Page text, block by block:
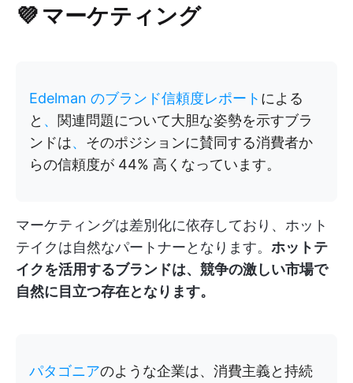
💜 マーケティング
Edelman のブランド信頼度レポート による
と 、 関連問題について大胆な姿勢を示すブラ
ンドは、 そのポジションに賛同する消費者か
らの信頼度が 44% 高くなっています。
マーケティングは差別化に依存しており、ホット
テイクは自然なパートナーとなります。 ホットテ
イクを活用するブランドは、競争の激しい市場で
自然に目立つ存在となります。
パタゴニアのような企業は、消費主義と持続